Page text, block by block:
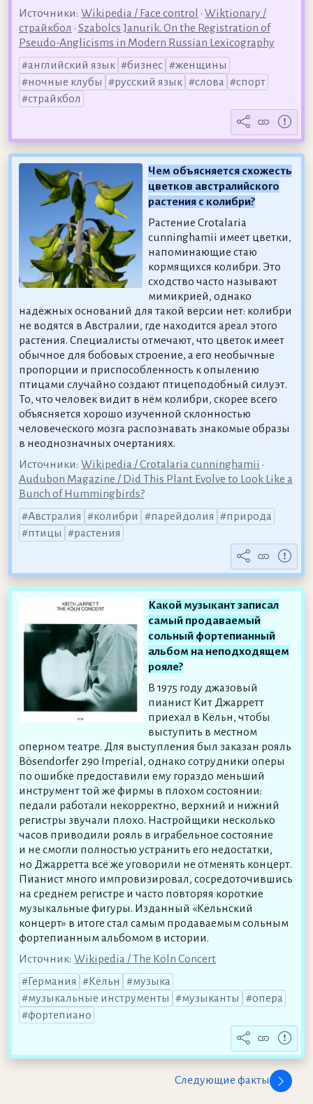
Источники: Wikipedia / Face control •Wiktionary /
страйкбол • Szabolcs Janurik. On the Registration of
Pseudo-Anglicisms in Modern Russian Lexicography
английский язык
бизнес
женщины
ночные клубы
русский язык слова
спорт
страйкбол
Чем объясняется схожесть
цветков австралийского
растения с колибри?
Растение Crotalaria
cunninghamii имеет цветки,
напоминающие стаю
кормящихся колибри. Это
сходство часто называют
мимикрией, однако
надёжных оснований для такой версии нет: колибри
не водятся в Австралии, где находится ареал этого
растения. Специалисты отмечают, что цветок имеет
обычное для бобовых строение, а его необычные
пропорции и приспособленность к опылению
птицами случайно создают птицеподобный силуэт.
То, что человек видит в нём колибри, скорее всего
объясняется хорошо изученной склонностью
человеческого мозга распознавать знакомые образы
в неоднозначных очертаниях.
Источники: Wikipedia / Crotalaria cunninghamii •
Audubon Magazine / Did This Plant Evolve to Look Like a
Bunch of Hummingbirds?
Австралия
колибри парейдолия
природа
птицы
растения
Какой музыкант записал
самый продаваемый
сольный фортепианный
альбом на неподходящем
рояле?
В 1975 году джазовый
пианист Кит Джарретт
приехал в Кёльн, чтобы
выступить в местном
оперном театре. Для выступления был заказан рояль
Bösendorfer 290 Imperial, однако сотрудники оперы
по ошибке предоставили ему гораздо меньший
инструмент той же фирмы в плохом состоянии:
педали работали некорректно, верхний и нижний
регистры звучали плохо. Настройщики несколько
часов приводили рояль в играбельное состояние
и не смогли полностью устранить его недостатки,
но Джарретта всё же уговорили не отменять концерт.
Пианист много импровизировал, сосредоточившись
на среднем регистре и часто повторяя короткие
музыкальные фигуры. Изданный «Кёльнский
концерт» в итоге стал самым продаваемым сольным
фортепианным альбомом в истории.
Источник: Wikipedia / The Köln Concert
Германия
Кёльн
музыка
музыкальные инструменты
музыканты
опера
фортепиано
Следующие факты